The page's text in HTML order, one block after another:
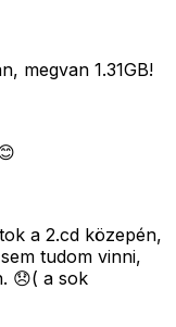
megvan 1.31GB!
a 2.cd közepén,
tudom vinni,
😞( a sok